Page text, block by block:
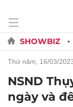
SHOWBIZ
thứ năm, 16/03/
NSND
ngày và